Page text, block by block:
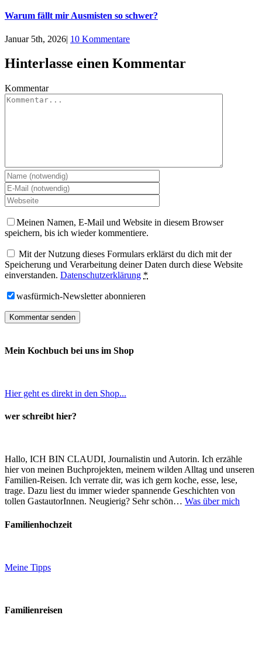
Warum fällt mir Ausmisten so schwer?
Januar 5th, 2026| 10 Kommentare
Hinterlasse einen Kommentar
Kommentar
Meinen Namen, E-Mail und Website in diesem Browser
speichern, bis ich wieder kommentiere.
Mit der Nutzung dieses Formulars erklärst du dich mit der
Speicherung und Verarbeitung deiner Daten durch diese Website
einverstanden. Datenschutzerklärung *
wasfürmich-Newsletter abonnieren
Mein Kochbuch bei uns im Shop
Hier geht es direkt in den Shop...
wer schreibt hier?
Hallo, ICH BIN CLAUDI, Journalistin und Autorin. Ich erzähle
hier von meinen Buchprojekten, meinem wilden Alltag und unseren
Familien-Reisen. Ich verrate dir, was ich gern koche, esse, lese,
trage. Dazu liest du immer wieder spannende Geschichten von
tollen GastautorInnen. Neugierig? Sehr schön… Was über mich
Familienhochzeit
Meine Tipps
Familienreisen